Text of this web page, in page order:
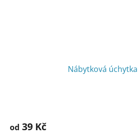
Nábytková
od 39 Kč